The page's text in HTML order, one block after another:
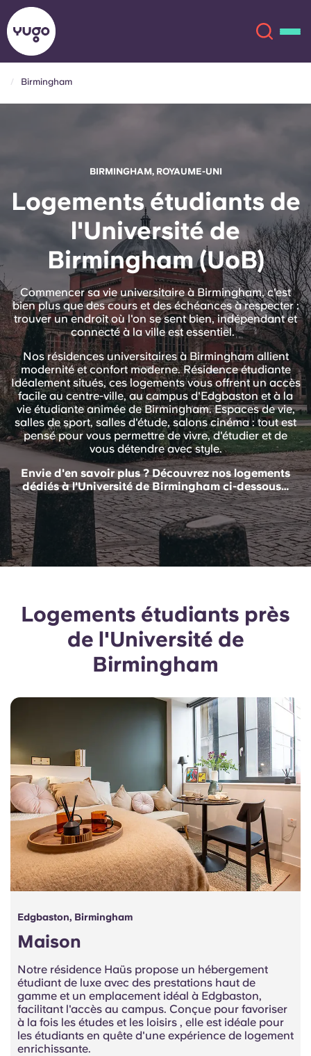
Compte Langue
English (GB)
English (US)
Chinese
Español
Català
Deutsch
Italian
Portuguese
Sélectionnez un pays
Sélectionnez une ville
Choisissez une résidence
Se connecter
Réservez maintenant
Català Deutsch
Italian French
Portuguese
Birmingham
BIRMINGHAM, ROYAUME-UNI
Logements étudiants de
l'Université de
Birmingham (UoB)
Commencer sa vie universitaire à Birmingham, c'est
bien plus que des cours et des échéances à respecter :
trouver un endroit où l'on se sent bien, indépendant et
connecté à la ville est essentiel.
Nos résidences universitaires à Birmingham allient
modernité et confort moderne. Résidence étudiante
Idéalement situés, ces logements vous offrent un accès
facile au centre-ville, au campus d'Edgbaston et à la
vie étudiante animée de Birmingham. Espaces de vie,
salles de sport, salles d'étude, salons cinéma : tout est
pensé pour vous permettre de vivre, d'étudier et de
vous détendre avec style.
Envie d'en savoir plus ? Découvrez nos logements
dédiés à l'Université de Birmingham ci-dessous…
Logements étudiants près
de l'Université de
Birmingham
Edgbaston, Birmingham
Maison
Notre résidence Haüs propose un hébergement
étudiant de luxe avec des prestations haut de
gamme et un emplacement idéal à Edgbaston,
facilitant l'accès au campus. Conçue pour favoriser
à la fois les études et les loisirs , elle est idéale pour
les étudiants en quête d'une expérience de logement
enrichissante.